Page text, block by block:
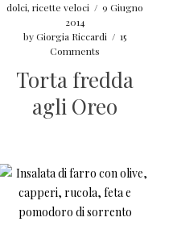
dolci,ricette veloci / 9 Giugno
2014
byGiorgia Riccardi / 15
Comments
Torta fredda
agli Oreo